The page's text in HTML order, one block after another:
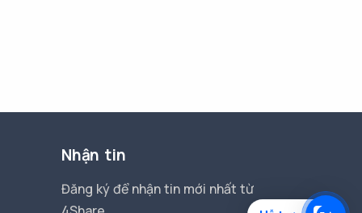
Nhận tin
Đăng ký để nhận tin mới nhất từ